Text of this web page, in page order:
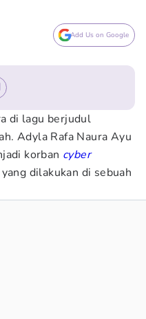
Add Us on Google
di lagu berjudul
Adyla Rafa Naura Ayu
korban cyber
dilakukan di sebuah